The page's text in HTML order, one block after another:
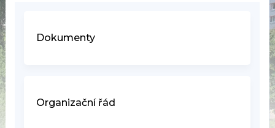
Dokumenty
Organizační řád